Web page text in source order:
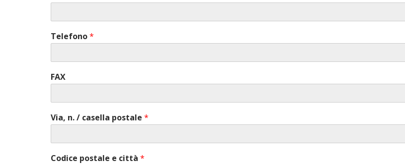
Telefono*
FAX
Via, n. / casella postale *
Codice postale e città *